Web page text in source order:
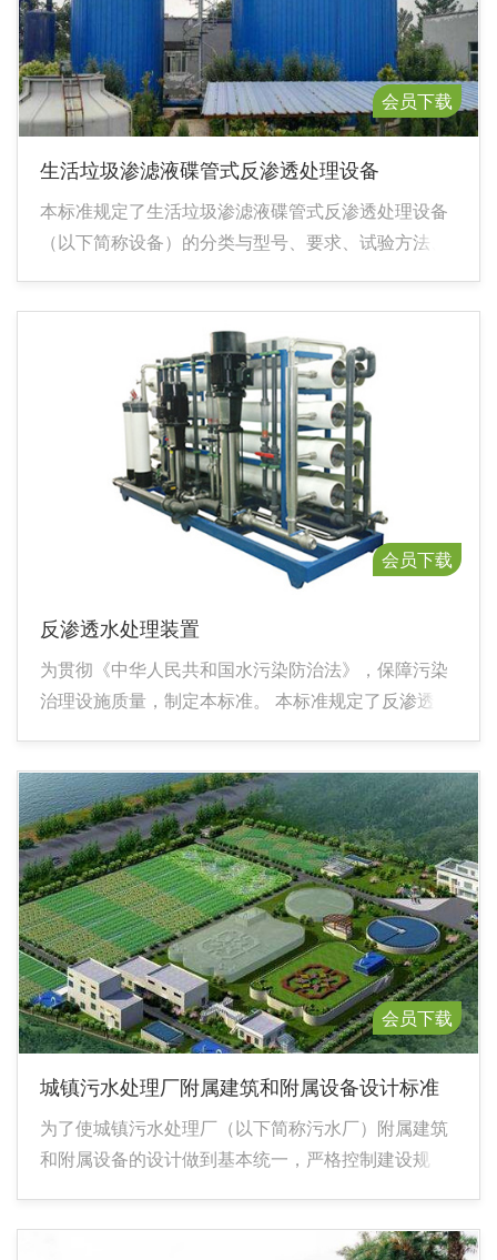
会员下载
生活垃圾渗滤液碟管式反渗透处理设备
本标准规定了生活垃圾渗滤液碟管式反渗透处理设备
（以下简称设备）的分类与型号、要求、试验方法、
会员下载
反渗透水处理装置
为贯彻《中华人民共和国水污染防治法》，保障污染
治理设施质量，制定本标准。 本标准规定了反渗透水
会员下载
城镇污水处理厂附属建筑和附属设备设计标准
为了使城镇污水处理厂（以下简称污水厂）附属建筑
和附属设备的设计做到基本统一，严格控制建设规